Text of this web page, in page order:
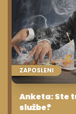
ZAPOSLENI
Anketa: Ste
službe?